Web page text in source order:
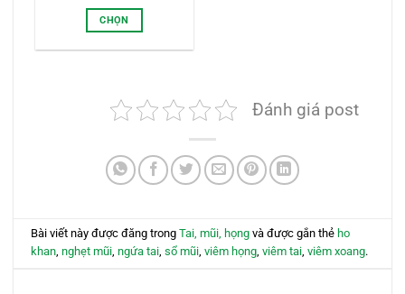
400,000 VND
CHỌN
có
nhiều
thể.
Các
có
thể
Đánh giá post
Bài viết này được đăng trongTai, mũi, họng và được gắn thẻ ho
khan,nghẹt mũi,ngứa tai,sổ mũi,viêm họng,viêm tai,viêm xoang.